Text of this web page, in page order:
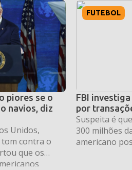
piores se o
navios, diz
Unidos,
contra o
que os
FUTEBOL
FBI
por
Suspeita é
300 milhões
americano